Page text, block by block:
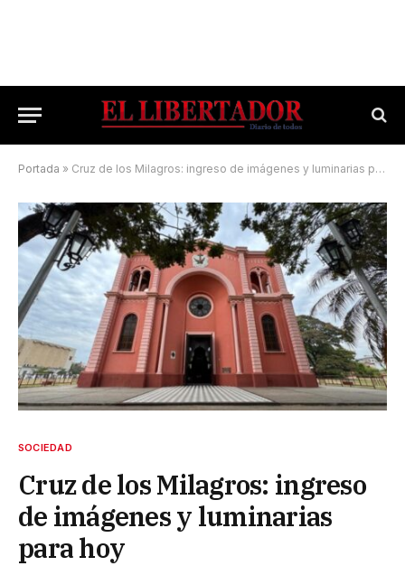
Portada » Cruz de los Milagros: ingreso de imágenes y luminarias para hoy
SOCIEDAD
Cruz de los Milagros: ingreso
de imágenes y luminarias
para hoy